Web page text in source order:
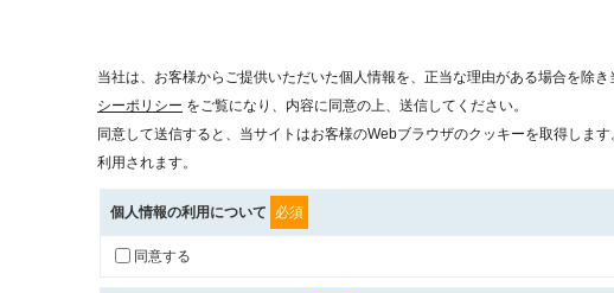
当社は、お客様からご提供いただいた個人情報を、正当な理由がある場合を除
シーポリシー をご覧になり、内容に同意の上、送信してください。
同意して送信すると、当サイトはお客様のWebブラウザのクッキーを取得しま
利用されます。
個人情報の利用について 必須
同意する